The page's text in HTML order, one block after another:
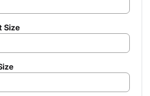
Size
Online Whatsapp Terlengkap &
Beragam Produk Pilihan Serta